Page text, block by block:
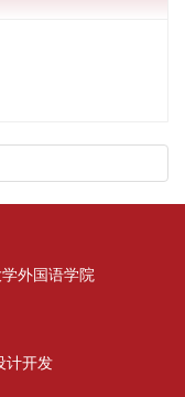
学外国语学院
计开发